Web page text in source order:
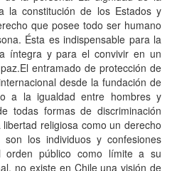
la constitución de los Estados y
que posee todo ser humano
Ésta es indispensable para la
íntegra y para el convivir en un
entramado de protección de
desde la fundación de
a la igualdad entre hombres y
todas formas de discriminación
religiosa como un derecho
son los individuos y confesiones
orden público como límite a su
no existe en Chile una visión de